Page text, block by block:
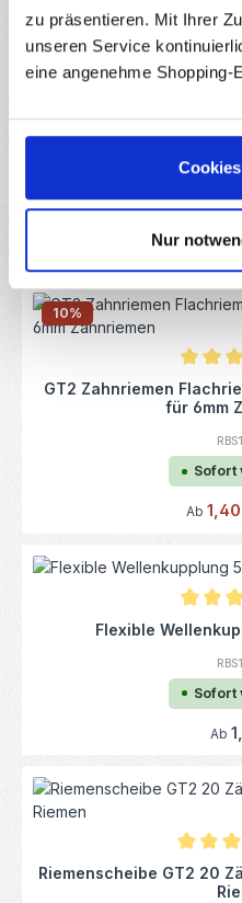
zu präsentieren. Mit Ihrer
unseren Service
eine angenehme Shopping-
Nur
Ab
Ab
10%
GT2 Zahnriemen
für 6mm
Sofort
Ab
Flexible
Sofort
Ab
Riemenscheibe GT2 20 Zähne 8mm Bohrung